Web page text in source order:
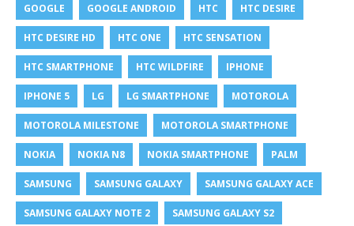
GOOGLE GOOGLE ANDROID HTC HTC DESIRE
HTC DESIRE HD HTC ONE HTC SENSATION
HTC SMARTPHONE HTC WILDFIRE IPHONE
IPHONE 5 LG LG SMARTPHONE MOTOROLA
MOTOROLA MILESTONE MOTOROLA SMARTPHONE
NOKIA NOKIA N8 NOKIA SMARTPHONE PALM
SAMSUNG SAMSUNG GALAXY SAMSUNG GALAXY ACE
SAMSUNG GALAXY NOTE 2 SAMSUNG GALAXY S2